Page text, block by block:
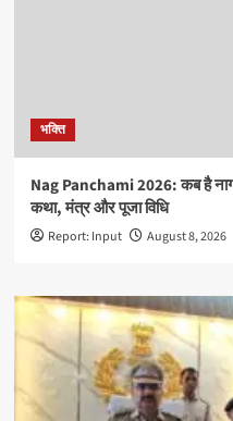
भक्ति
Nag Panchami 2026: कब है नाग
कथा, मंत्र और पूजा विधि
Report: Input August 8, 2026